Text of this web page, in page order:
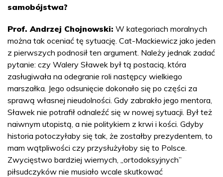
samobójstwa?
Prof. Andrzej Chojnowski: W kategoriach moralnych
można tak oceniać tę sytuację. Cat-Mackiewicz jako jeden
z pierwszych podnosił ten argument. Należy jednak zadać
pytanie: czy Walery Sławek był tą postacią, która
zasługiwała na odegranie roli następcy wielkiego
marszałka. Jego odsunięcie dokonało się po części za
sprawą własnej nieudolności. Gdy zabrakło jego mentora,
Sławek nie potrafił odnaleźć się w nowej sytuacji. Był też
naiwnym utopistą, a nie politykiem z krwi i kości. Gdyby
historia potoczyłaby się tak, że zostałby prezydentem, to
mam wątpliwości czy przysłużyłoby się to Polsce.
Zwycięstwo bardziej wiernych, „ortodoksyjnych”
piłsudczyków nie musiało wcale skutkować